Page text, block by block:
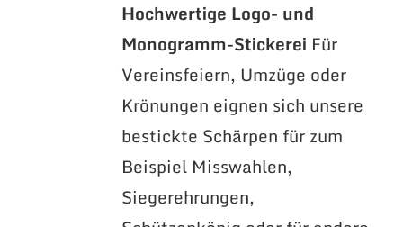
Hochwertige Logo- und
Monogramm-Stickerei Für
Vereinsfeiern, Umzüge oder
Krönungen eignen sich unsere
bestickte Schärpen für zum
Beispiel Misswahlen,
Siegerehrungen,